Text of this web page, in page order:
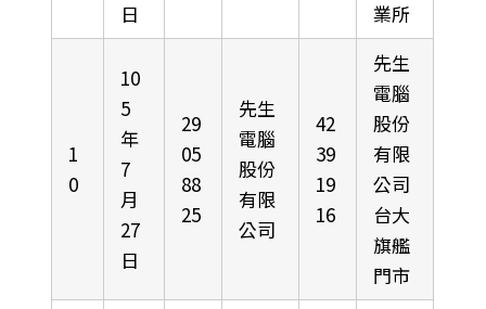
日
業所
1
0
10
5
年
7
月
27
日
29
05
88
25
先生
電腦
股份
有限
公司
42
39
19
16
先生
電腦
股份
有限
公司
台大
旗艦
門市